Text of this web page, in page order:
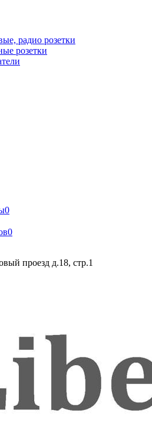
радио розетки
розетки
0
0
проезд д.18, стр.1